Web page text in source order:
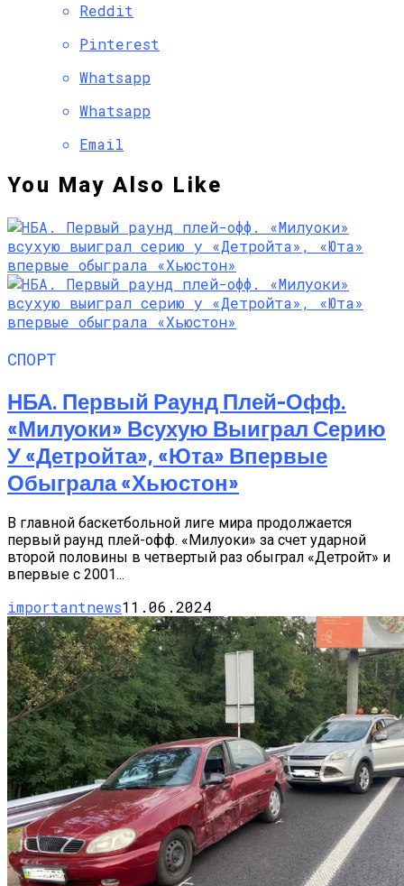
Reddit
Pinterest
Whatsapp
Whatsapp
Email
You May Also Like
СПОРТ
НБА. Первый Раунд Плей-Офф.
«Милуоки» Всухую Выиграл Серию
У «Детройта», «Юта» Впервые
Обыграла «Хьюстон»
В главной баскетбольной лиге мира продолжается
первый раунд плей-офф. «Милуоки» за счет ударной
второй половины в четвертый раз обыграл «Детройт» и
впервые с 2001...
importantnews11.06.2024